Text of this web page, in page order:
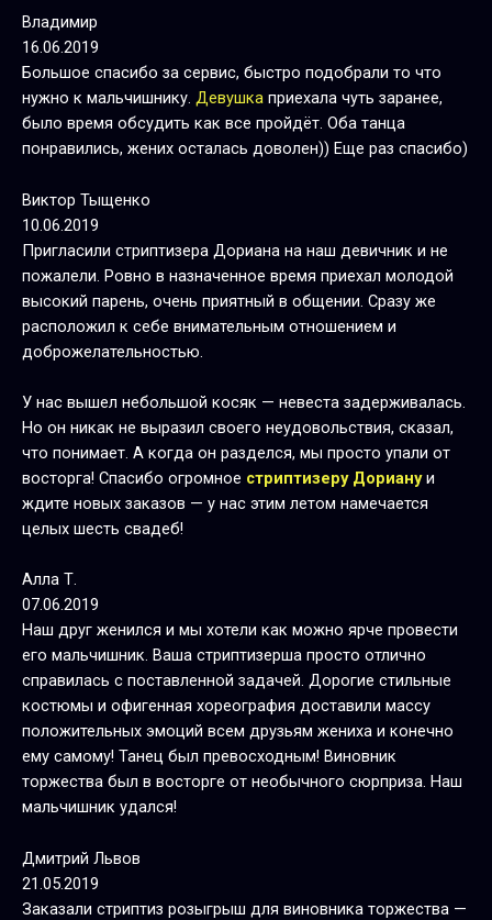
Владимир
16.06.2019
Большое спасибо за сервис, быстро подобрали то что
нужно к мальчишнику. Девушка приехала чуть заранее,
было время обсудить как все пройдёт. Оба танца
понравились, жених осталась доволен)) Еще раз спасибо)
Виктор Тыщенко
10.06.2019
Пригласили стриптизера Дориана на наш девичник и не
пожалели. Ровно в назначенное время приехал молодой
высокий парень, очень приятный в общении. Сразу же
расположил к себе внимательным отношением и
доброжелательностью.
У нас вышел небольшой косяк — невеста задерживалась.
Но он никак не выразил своего неудовольствия, сказал,
что понимает. А когда он разделся, мы просто упали от
восторга! Спасибо огромное стриптизеру Дориануи
ждите новых заказов — у нас этим летом намечается
целых шесть свадеб!
Алла Т.
07.06.2019
Наш друг женился и мы хотели как можно ярче провести
его мальчишник. Ваша стриптизерша просто отлично
справилась с поставленной задачей. Дорогие стильные
костюмы и офигенная хореография доставили массу
положительных эмоций всем друзьям жениха и конечно
ему самому! Танец был превосходным! Виновник
торжества был в восторге от необычного сюрприза. Наш
мальчишник удался!
Дмитрий Львов
21.05.2019
Заказали стриптиз розыгрыш для виновника торжества —